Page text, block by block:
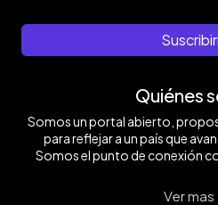
Quiénes
Somos un portal abierto,
para reflejar a un país que
Somos el punto de conexión
Ver